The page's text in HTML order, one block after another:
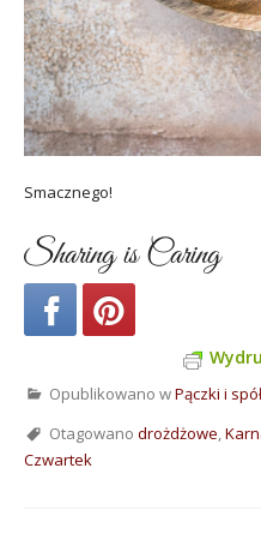
Smacznego!
Sharing is Caring
Opublikowano wPączki i
Otagowano drożdżowe,
Czwartek